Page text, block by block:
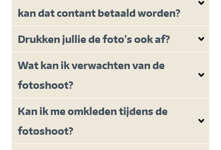
kan dat contant betaald worden?
Drukken jullie de foto’s ook af?
Wat kan ik verwachten van de
fotoshoot?
Kan ik me omkleden tijdens de
fotoshoot?